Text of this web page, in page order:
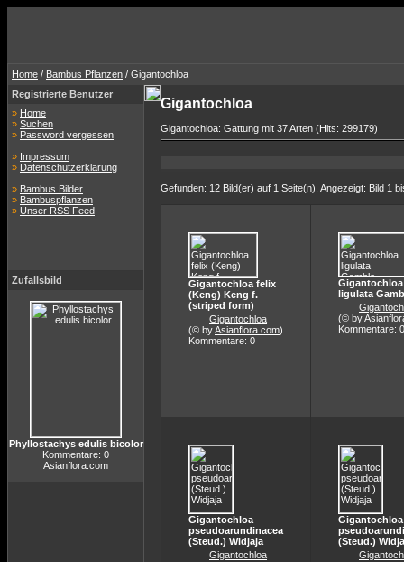
Home / Bambus Pflanzen / Gigantochloa
Registrierte Benutzer
» Home
» Suchen
» Password vergessen
» Impressum
» Datenschutzerklärung
» Bambus Bilder
» Bambuspflanzen
» Unser RSS Feed
Zufallsbild
Phyllostachys edulis bicolor
Kommentare: 0
Asianflora.com
Gigantochloa
Gigantochloa: Gattung mit 37 Arten (Hits: 299179)
Gefunden: 12 Bild(er) auf 1 Seite(n). Angezeigt: Bild 1
Gigantochloa felix
(Keng) Keng f.
(striped form)
Gigantochloa
(© byAsianflora.com)
Kommentare: 0
Gigantochloa
ligulata
(© by
Kommentare: 0
Gigantochloa
pseudoarundinacea
(Steud.) Widjaja
Gigantochloa
Gigantochloa
(Steud.)